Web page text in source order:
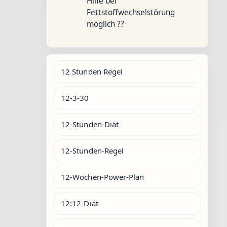
Fettstoffwechselstörung
möglich ??
12 Stunden Regel
12-3-30
12-Stunden-Diät
12-Stunden-Regel
12-Wochen-Power-Plan
12:12-Diät